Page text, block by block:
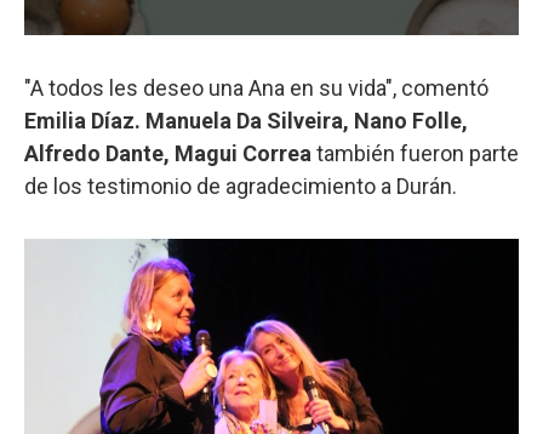
"A todos les deseo una Ana en su vida", comentó
Emilia Díaz. Manuela Da Silveira, Nano Folle,
Alfredo Dante, Magui Correa también fueron parte
de los testimonio de agradecimiento a Durán.